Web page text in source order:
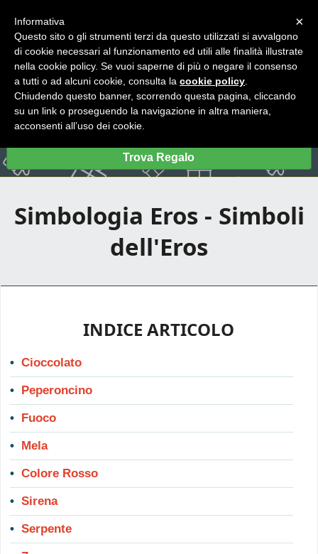
Trova Regalo
Simbologia Eros - Simboli
dell'Eros
INDICE ARTICOLO
Cioccolato
Peperoncino
Fuoco
Mela
Colore Rosso
Sirena
Serpente
×
Informativa
Questo sito o gli strumenti terzi da questo utilizzati si avvalgono
di cookie necessari al funzionamento ed utili alle finalità illustrate
nella cookie policy. Se vuoi saperne di più o negare il consenso
a tutti o ad alcuni cookie, consulta la cookie policy
Chiudendo questo banner, scorrendo questa pagina, cliccando
su un link o proseguendo la navigazione in altra maniera,
acconsenti all’uso dei cookie.